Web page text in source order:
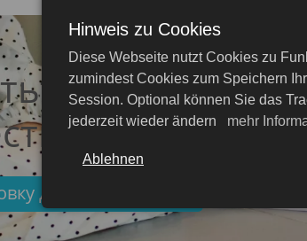
о своем
для путешествий
Hinweis zu Cookies
Diese Webseite nutzt Cookies zu
zumindest Cookies zum Speichern
Session. Optional können Sie das
jederzeit wieder ändern
mehr
Ablehnen